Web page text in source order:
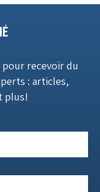
recevoir du
: articles,
plus!